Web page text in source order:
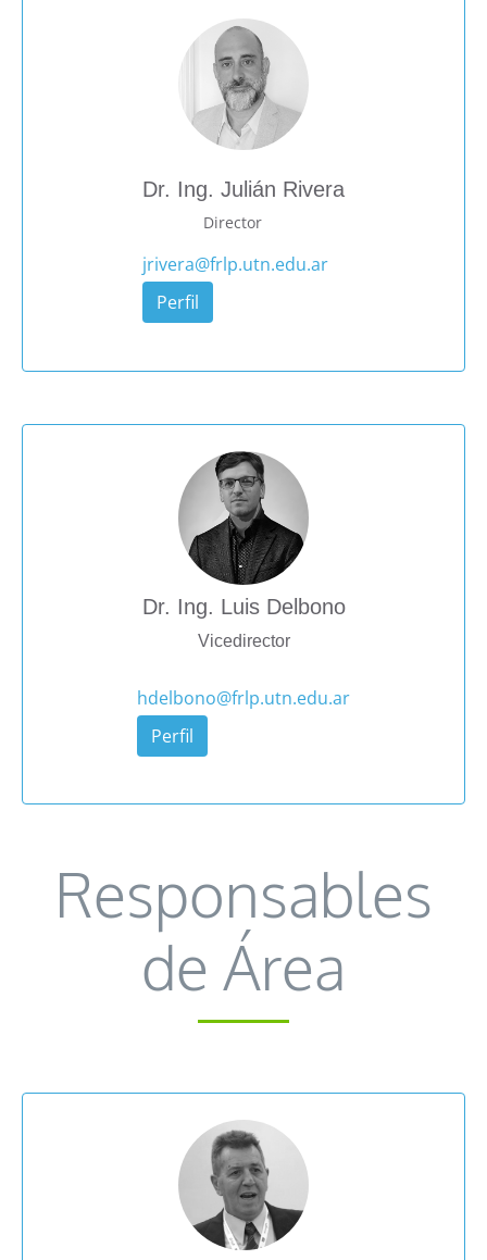
Dr. Ing. Julián Rivera
Director
jrivera@frlp.utn.edu.ar
Perfil
Dr. Ing. Luis Delbono
Vicedirector
hdelbono@frlp.utn.edu.ar
Perfil
Responsables
de Área